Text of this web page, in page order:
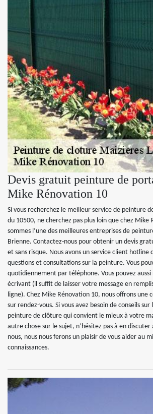
Devis gratuit peinture de
Mike Rénovation 10
Si vous recherchez le meilleur service de peinture
du 10500, ne cherchez pas plus loin que chez Mike
sommes l’une des meilleures entreprises de
Brienne. Contactez-nous pour obtenir un devis
et sans risque. Nous avons un service client hotline
questions et consultations sur la peinture. Vous
quotidiennement par téléphone. Vous pouvez
écrivant (il suffit de laisser votre message en
ligne). Chez Mike Rénovation 10, nous offrons
sur rendez-vous. Si vous avez besoin de conseils
peinture de clôture qui convient le mieux à votre
autre chose sur le sujet, n’hésitez pas à en
nous, nous nous ferons un plaisir de vous aider au
connaissances.